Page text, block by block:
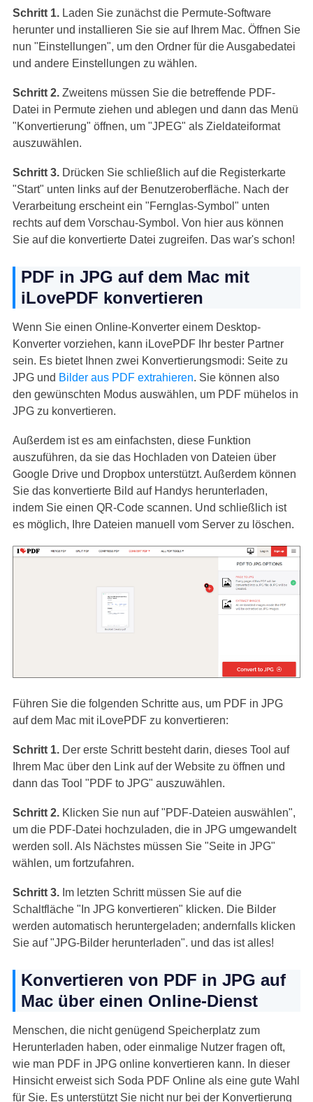
Schritt 1.Laden Sie zunächst die Permute-Software
herunter und installieren Sie sie auf Ihrem Mac. Öffnen Sie
nun "Einstellungen", um den Ordner für die Ausgabedatei
und andere Einstellungen zu wählen.
Schritt 2.Zweitens müssen Sie die betreffende PDF-
Datei in Permute ziehen und ablegen und dann das Menü
"Konvertierung" öffnen, um "JPEG" als Zieldateiformat
auszuwählen.
Schritt 3.Drücken Sie schließlich auf die Registerkarte
"Start" unten links auf der Benutzeroberfläche. Nach der
Verarbeitung erscheint ein "Fernglas-Symbol" unten
rechts auf dem Vorschau-Symbol. Von hier aus können
Sie auf die konvertierte Datei zugreifen. Das war's schon!
PDF in JPG auf dem Mac mit
iLovePDF konvertieren
Wenn Sie einen Online-Konverter einem Desktop-
Konverter vorziehen, kann iLovePDF Ihr bester Partner
sein. Es bietet Ihnen zwei Konvertierungsmodi: Seite zu
JPG und Bilder aus PDF extrahieren. Sie können also
den gewünschten Modus auswählen, um PDF mühelos in
JPG zu konvertieren.
Außerdem ist es am einfachsten, diese Funktion
auszuführen, da sie das Hochladen von Dateien über
Google Drive und Dropbox unterstützt. Außerdem können
Sie das konvertierte Bild auf Handys herunterladen,
indem Sie einen QR-Code scannen. Und schließlich ist
es möglich, Ihre Dateien manuell vom Server zu löschen.
Führen Sie die folgenden Schritte aus, um PDF in JPG
auf dem Mac mit iLovePDF zu konvertieren:
Schritt 1.Der erste Schritt besteht darin, dieses Tool auf
Ihrem Mac über den Link auf der Website zu öffnen und
dann das Tool "PDF to JPG" auszuwählen.
Schritt 2.Klicken Sie nun auf "PDF-Dateien auswählen",
um die PDF-Datei hochzuladen, die in JPG umgewandelt
werden soll. Als Nächstes müssen Sie "Seite in JPG"
wählen, um fortzufahren.
Schritt 3.Im letzten Schritt müssen Sie auf die
Schaltfläche "In JPG konvertieren" klicken. Die Bilder
werden automatisch heruntergeladen; andernfalls klicken
Sie auf "JPG-Bilder herunterladen". und das ist alles!
Konvertieren von PDF in JPG auf
Mac über einen Online-Dienst
Menschen, die nicht genügend Speicherplatz zum
Herunterladen haben, oder einmalige Nutzer fragen oft,
wie man PDF in JPG online konvertieren kann. In dieser
Hinsicht erweist sich Soda PDF Online als eine gute Wahl
für Sie. Es unterstützt Sie nicht nur bei der Konvertierung